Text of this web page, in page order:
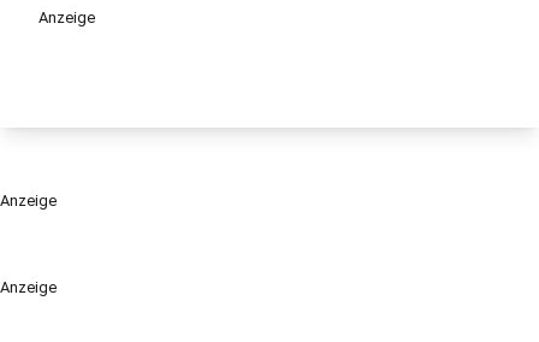
Anzeige
Anzeige
Anzeige